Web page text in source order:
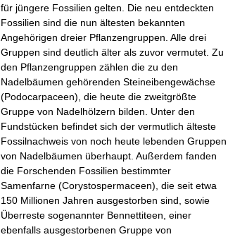
für jüngere Fossilien gelten. Die neu entdeckten
Fossilien sind die nun ältesten bekannten
Angehörigen dreier Pflanzengruppen. Alle drei
Gruppen sind deutlich älter als zuvor vermutet. Zu
den Pflanzengruppen zählen die zu den
Nadelbäumen gehörenden Steineibengewächse
(Podocarpaceen), die heute die zweitgrößte
Gruppe von Nadelhölzern bilden. Unter den
Fundstücken befindet sich der vermutlich älteste
Fossilnachweis von noch heute lebenden Gruppen
von Nadelbäumen überhaupt. Außerdem fanden
die Forschenden Fossilien bestimmter
Samenfarne (Corystospermaceen), die seit etwa
150 Millionen Jahren ausgestorben sind, sowie
Überreste sogenannter Bennettiteen, einer
ebenfalls ausgestorbenen Gruppe von